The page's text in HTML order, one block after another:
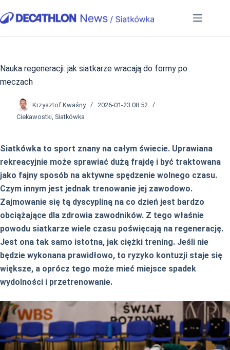
do
Nauka regeneracji: jak siatkarze wracają do formy po
meczach
Krzysztof Kwaśny
2026-01-23 08:52
Ciekawostki, Siatkówka
Siatkówka to sport znany na całym świecie. Uprawiana
rekreacyjnie może sprawiać dużą frajdę i być traktowana
jako fajny sposób na aktywne spędzenie wolnego czasu.
Czym innym jest jednak trenowanie jej zawodowo.
Zajmowanie się tą dyscypliną na co dzień jest bardzo
obciążające dla zdrowia zawodników. Z tego właśnie
powodu siatkarze wiele czasu poświęcają na regenerację.
Jest ona tak samo istotna, jak ciężki trening. Jeśli nie
będzie wykonana prawidłowo, to ryzyko kontuzji staje się
większe, a oprócz tego może mieć miejsce spadek
wydolności i przetrenowanie.